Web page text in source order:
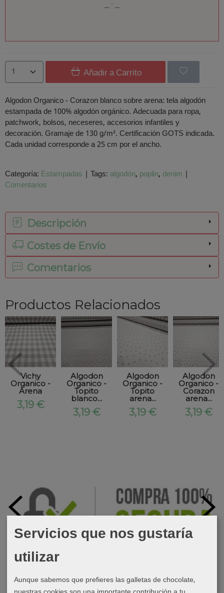
Añadir a Carrito
Algodon Organico - Corazon blanco sobre arena: tela algodón
estampada de 100% algodón orgánico. Adecuada para ropa,
patchwork, bolsos, neceseres, accesorios infantiles y
decoración. Gramaje de 130 g/m². Certificación GOTS indicada.
Cada unidad corresponde a 25 cm por el ancho.
Categoría: Estampadas | Tags: algodón poplin denim |
Comentarios
Descripción
Costes de Envío
Comentarios
Productos Relacionados
Vichy
Organico -
Arena
3,19 €
Algodon
Organico -
Topito
blanco...
3,19 €
Algodon
Organico -
Topito
arena...
3,19 €
Algodon
Organico -
Corazon
arena...
3,19 €
Servicios que nos gustaría
utilizar
Aunque sabemos que prefieres las galletas de chocolate,